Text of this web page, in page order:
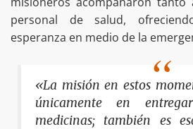
personal de salud,
esperanza en medio de la
«La misión en estos
únicamente en
medicinas; también es